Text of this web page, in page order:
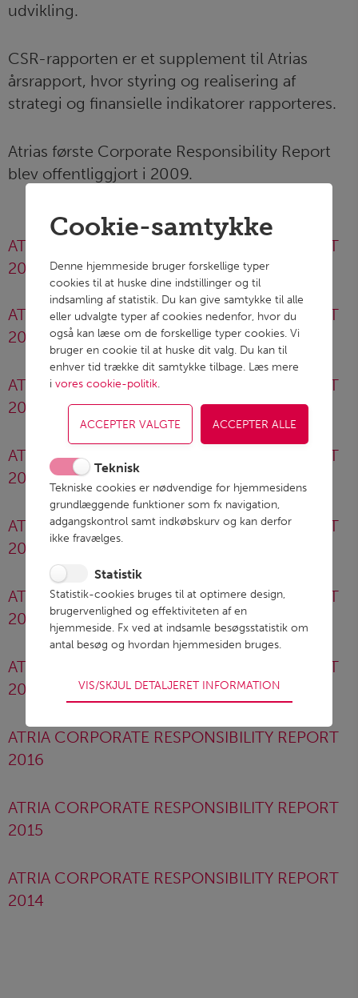
udvikling.
CSR-rapporten er et supplement til Atrias
årsrapport, hvor styring og realisering af
strategi og finansielle indikatorer rapporteres.
Atrias første Corporate Responsibility Report
blev offentliggjort i 2009.
ATRIA CORPORATE RESPONSIBILITY REPORT
2023
ATRIA CORPORATE RESPONSIBILITY REPORT
2022
ATRIA CORPORATE RESPONSIBILITY REPORT
2021
ATRIA CORPORATE RESPONSIBILITY REPORT
2020
ATRIA CORPORATE RESPONSIBILITY REPORT
2019
ATRIA CORPORATE RESPONSIBILITY REPORT
2018
ATRIA CORPORATE RESPONSIBILITY REPORT
2017
ATRIA CORPORATE RESPONSIBILITY REPORT
2016
ATRIA CORPORATE RESPONSIBILITY REPORT
2015
ATRIA CORPORATE RESPONSIBILITY REPORT
2014
Cookie-samtykke
Denne hjemmeside bruger forskellige typer
cookies til at huske dine indstillinger og til
indsamling af statistik. Du kan give samtykke til alle
eller udvalgte typer af cookies nedenfor, hvor du
også kan læse om de forskellige typer cookies. Vi
bruger en cookie til at huske dit valg. Du kan til
enhver tid trække dit samtykke tilbage. Læs mere
i vores cookie-politik.
Teknisk
Tekniske cookies er nødvendige for hjemmesidens
grundlæggende funktioner som fx navigation,
adgangskontrol samt indkøbskurv og kan derfor
ikke fravælges.
Statistik
Statistik-cookies bruges til at optimere design,
brugervenlighed og effektiviteten af en
hjemmeside. Fx ved at indsamle besøgsstatistik om
antal besøg og hvordan hjemmesiden bruges.
VIS/SKJUL DETALJERET INFORMATION